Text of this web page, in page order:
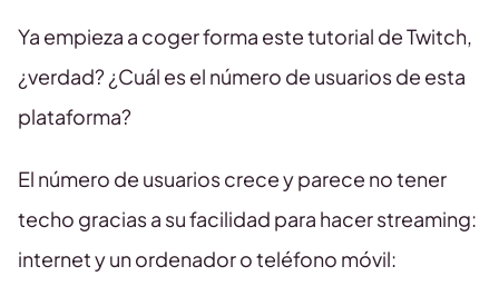
Ya empieza a coger forma este tutorial de Twitch,
¿verdad? ¿Cuál es el número de usuarios de esta
plataforma?
El número de usuarios crece y parece no tener
techo gracias a su facilidad para hacer streaming:
internet y un ordenador o teléfono móvil: